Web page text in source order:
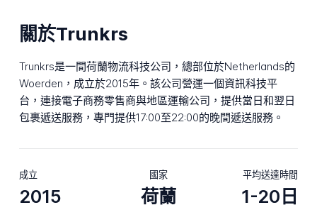
關於Trunkrs
Trunkrs是一間荷蘭物流科技公司，總部位於Netherlands的
Woerden，成立於2015年。該公司營運一個資訊科技平
台，連接電子商務零售商與地區運輸公司，提供當日和翌日
包裹遞送服務，專門提供17:00至22:00的晚間遞送服務。
成立
2015
國家
荷蘭
平均送達時間
1-20日